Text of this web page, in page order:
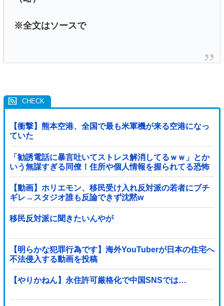
※全文はソースで
【衝撃】熊本空港、全国で最も米軍機が来る空港になっ
ていた
「勧誘電話に暴言吐いてストレス解消してるｗｗ」とか
いう無謀すぎる同僚！住所や個人情報を握られてる恐怖
すら理解できない頭の弱さに絶句
【動画】ホリエモン、移民受け入れ反対派の若者にブチ
ギレ→スタジオ誰も反論できず沈黙w
移民反対派に聞きたいんやが
【明らかな犯罪行為です】海外YouTuberが日本の住宅へ
不法侵入する動画を投稿
【やりかねん】永住許可厳格化で中国SNSでは…